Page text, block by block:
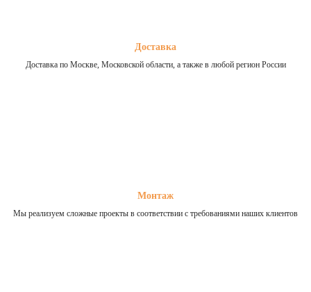
Доставка
Доставка по Москве, Московской области, а также в любой регион России
Монтаж
Мы реализуем сложные проекты в соответствии с требованиями наших клиентов